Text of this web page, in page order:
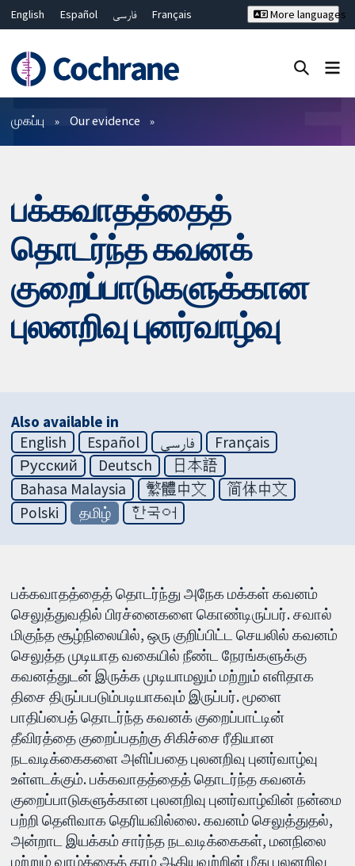
English Español فارسی
Français
Bahasa Malaysia
ไทย
繁體中文
简体中文
More languages
வடிகட்டிகள்
முகப்பு Our evidence
பக்கவாதத்தைத்
தொடர்ந்த கவனக்
குறைப்பாடுகளுக்கான
புலனறிவு புனர்வாழ்வு
Also available in
English
Español فارسی
Français
Русский
Deutsch
日本語
Bahasa Malaysia
繁體中文
简体中文
Polski
தமிழ் 한국어
பக்கவாதத்தைத் தொடர்ந்து அநேக மக்கள் கவனம்
செலுத்துவதில் பிரச்னைகளை கொண்டிருப்பர். சவால்
மிகுந்த சூழ்நிலையில், ஒரு குறிப்பிட்ட செயலில் கவனம்
செலுத்த முடியாத வகையில் நீண்ட நேரங்களுக்கு
கவனத்துடன் இருக்க முடியாமலும் மற்றும் எளிதாக
திசை திருப்பபடும்படியாகவும் இருப்பர். மூளை
பாதிப்பைத் தொடர்ந்த கவனக் குறைப்பாட்டின்
தீவிரத்தை குறைப்பதற்கு சிகிச்சை ரீதியான
நடவடிக்கைகளை அளிப்பதை புலனறிவு புனர்வாழ்வு
உள்ளடக்கும். பக்கவாதத்தைத் தொடர்ந்த கவனக்
குறைப்பாடுகளுக்கான புலனறிவு புனர்வாழ்வின் நன்மை
பற்றி தெளிவாக தெரியவில்லை. கவனம் செலுத்துதல்,
அன்றாட இயக்கம் சார்ந்த நடவடிக்கைகள், மனநிலை
மற்றும் வாழ்க்கைத் தரம் ஆகியவற்றின் மீது புலனறிவு